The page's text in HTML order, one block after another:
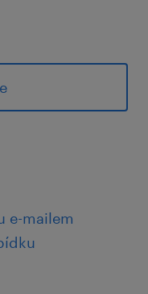
úpravy a
a nápravy)
nátěrů
kvality a
vybavení a
e-mailem